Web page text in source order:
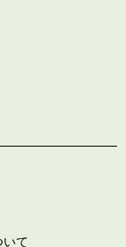
いて